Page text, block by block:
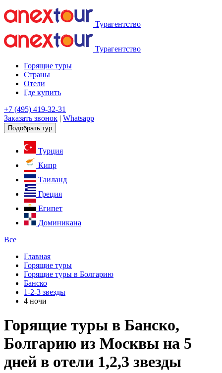
Турагентство
Турагентство
Горящие туры
Страны
Отели
Где купить
+7 (495) 419-32-31
Заказать звонок | Whatsapp
Подобрать тур
Турция
Кипр
Таиланд
Греция
Египет
Доминикана
Все
Главная
Горящие туры
Горящие туры в Болгарию
Банско
1-2-3 звезды
4 ночи
Горящие туры в Банско,
Болгарию из Москвы на 5
дней в отели 1,2,3 звезды